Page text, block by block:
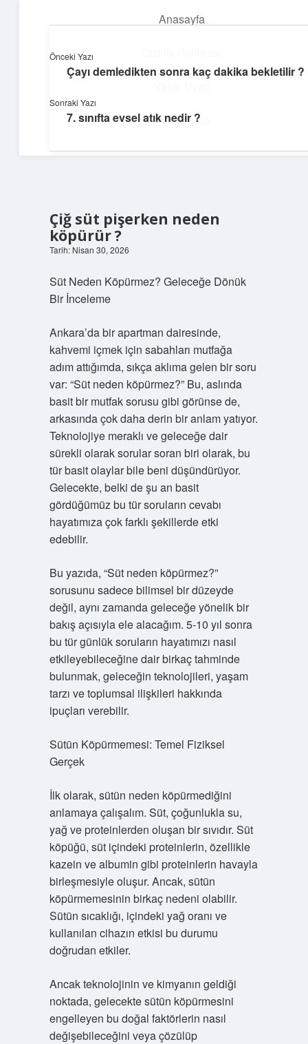
Anasayfa
Hakkımızda
Güncel paylaşımlar ve ilginç keşiflerle dolu içerikler.
Çiğ süt pişerken neden
köpürür ?
Tarih: Nisan 30, 2026
Süt Neden Köpürmez? Geleceğe Dönük
Bir İnceleme
Ankara’da bir apartman dairesinde,
kahvemi içmek için sabahları mutfağa
adım attığımda, sıkça aklıma gelen bir soru
var: “Süt neden köpürmez?” Bu, aslında
basit bir mutfak sorusu gibi görünse de,
arkasında çok daha derin bir anlam yatıyor.
Teknolojiye meraklı ve geleceğe dair
sürekli olarak sorular soran biri olarak, bu
tür basit olaylar bile beni düşündürüyor.
Gelecekte, belki de şu an basit
gördüğümüz bu tür soruların cevabı
hayatımıza çok farklı şekillerde etki
edebilir.
Bu yazıda, “Süt neden köpürmez?”
sorusunu sadece bilimsel bir düzeyde
değil, aynı zamanda geleceğe yönelik bir
bakış açısıyla ele alacağım. 5-10 yıl sonra
bu tür günlük soruların hayatımızı nasıl
etkileyebileceğine dair birkaç tahminde
bulunmak, geleceğin teknolojileri, yaşam
tarzı ve toplumsal ilişkileri hakkında
ipuçları verebilir.
Sütün Köpürmemesi: Temel Fiziksel
Gerçek
İlk olarak, sütün neden köpürmediğini
anlamaya çalışalım. Süt, çoğunlukla su,
yağ ve proteinlerden oluşan bir sıvıdır. Süt
köpüğü, süt içindeki proteinlerin, özellikle
kazein ve albumin gibi proteinlerin havayla
birleşmesiyle oluşur. Ancak, sütün
köpürmemesinin birkaç nedeni olabilir.
Sütün sıcaklığı, içindeki yağ oranı ve
kullanılan cihazın etkisi bu durumu
doğrudan etkiler.
Ancak teknolojinin ve kimyanın geldiği
noktada, gelecekte sütün köpürmesini
engelleyen bu doğal faktörlerin nasıl
değişebileceğini veya çözülüp
Önceki Yazı
Çayı demledikten sonra kaç dakika bekletilir ?
Sonraki Yazı
7. sınıfta evsel atık nedir ?